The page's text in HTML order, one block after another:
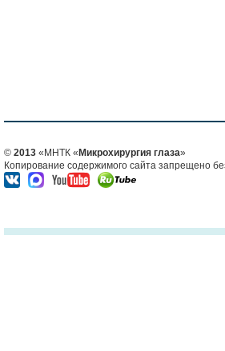
© 2013 «МНТК « Микрохирургия глаза»
Копирование содержимого сайта запрещено